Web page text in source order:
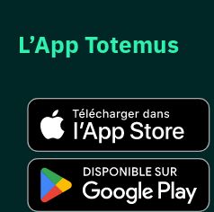
L’App Totemus